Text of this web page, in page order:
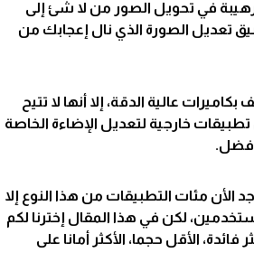
في تحويل الصور من لا شئ إلى
تعديل الصورة الذي نال إعجابك من
عالية الدقة، إلا أنها لا تتيح
خارجية لتعديل الإضاءة الخاصة
أفضل.
الأن مئات التطبيقات من هذا النوع إلا
لكن في هذا المقال إخترنا لكم
الأقل حجما، الأكثر أمانا على